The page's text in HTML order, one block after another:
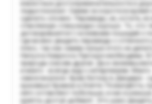
известные достопримечательности и
ладье показал. Самим за короткое время
сделать сложно. Пирамиды, их, кстати, из
стеклянную стену видно хорошо. То, что
договаривается с хозяевами лошадей о
где можно увидеть пирамиды с отличного
плюс, так как самим лучше этого не
Нилу и в Каире и в Луксоре необходимы. В
природа совсем другая. Да и
и манго - всегда жду с нетерпением. Манго
самое вкусное. Храм Хатхор в Дендере -
красивых Храмов в Египте. Пожалуйста,
него оставляют побольше, и как и
крипты доступ добавят. Это шанс увидеть